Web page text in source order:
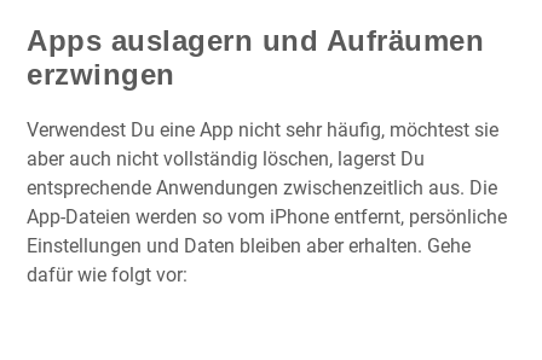
Apps auslagern und Aufräumen
erzwingen
Verwendest Du eine App nicht sehr häufig, möchtest sie
aber auch nicht vollständig löschen, lagerst Du
entsprechende Anwendungen zwischenzeitlich aus. Die
App-Dateien werden so vom iPhone entfernt, persönliche
Einstellungen und Daten bleiben aber erhalten. Gehe
dafür wie folgt vor: